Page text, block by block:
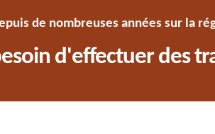
de nombreuses années sur la
d'effectuer des